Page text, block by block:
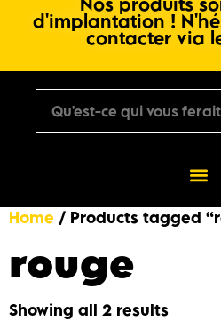
d'implantation !
contacter via
Home / Products tagged
rouge
Showing all 2 results